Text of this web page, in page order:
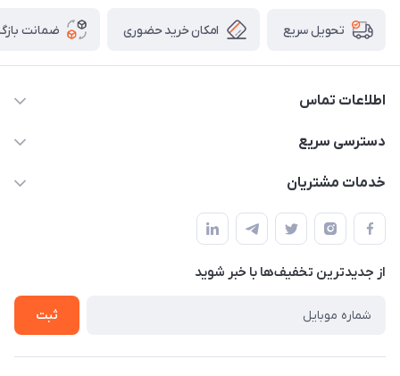
تحویل سریع امکان خرید حضوری ضمانت
اطلاعات تماس
09120582600
دسترسی سریع
حساب کاربری
لیست محصولات
درباره ما
خدمات مشتریان
قوانین و مقررات
حریم خصوصی
راهنما
از جدید‌ترین تخفیف‌ها با‌ خبر شوید
ثبت